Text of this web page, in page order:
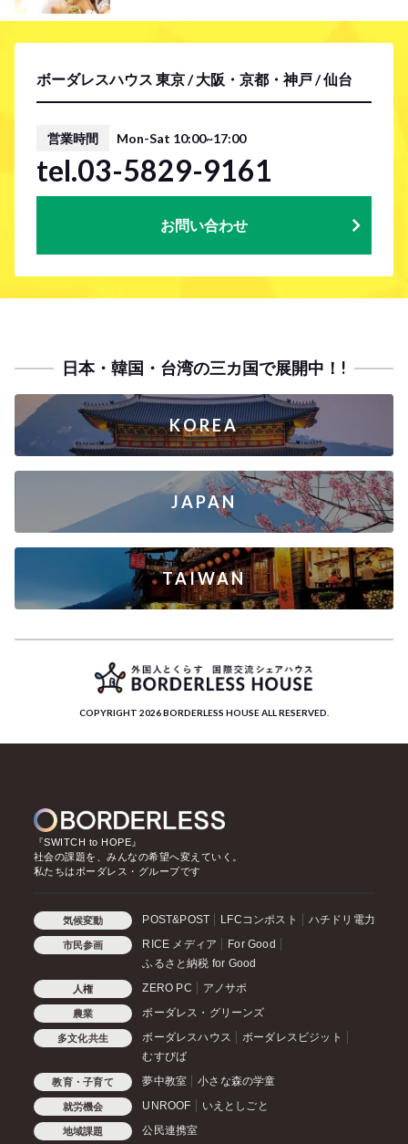
ボーダレスハウス 東京 / 大阪・京都・神戸 / 仙台
営業時間 Mon-Sat 10:00~17:00
tel.03-5829-9161
お問い合わせ
日本・韓国・台湾の三カ国で展開中！!
KOREA
JAPAN
TAIWAN
COPYRIGHT 2026 BORDERLESS HOUSE ALL RESERVED.
『SWITCH to HOPE』
社会の課題を、みんなの希望へ変えていく。
私たちはボーダレス・グループです
気候変動 POST&POST LFCコンポスト ハチドリ電力
市民参画 RICE メディア
For Good
ふるさと納税 for Good
人権 ZERO PC アノサポ
農業 ボーダレス・グリーンズ
多文化共生 ボーダレスハウス
ボーダレスビジット
むすびば
教育・子育て 夢中教室 小さな森の学童
就労機会 UNROOF いえとしごと
地域課題 公民連携室